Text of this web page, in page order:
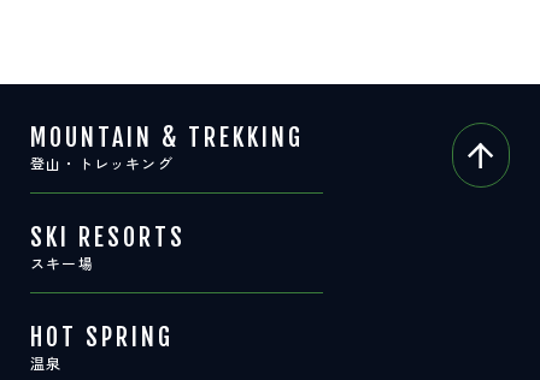
MOUNTAIN & TREKKING
登山・トレッキング
SKI RESORTS
スキー場
HOT SPRING
温泉